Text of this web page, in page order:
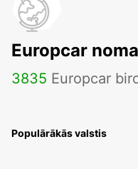
Europcar
3835 Europcar
Populārākās valstis